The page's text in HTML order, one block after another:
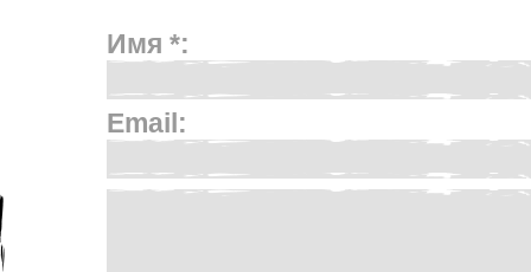
Имя *:
Email: